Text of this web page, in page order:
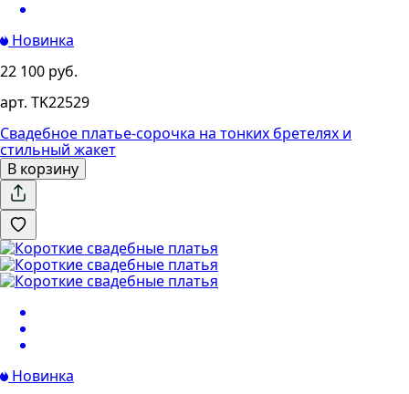
Новинка
22 100 руб.
арт. TK22529
Свадебное платье-сорочка на тонких бретелях и
стильный жакет
В корзину
Новинка